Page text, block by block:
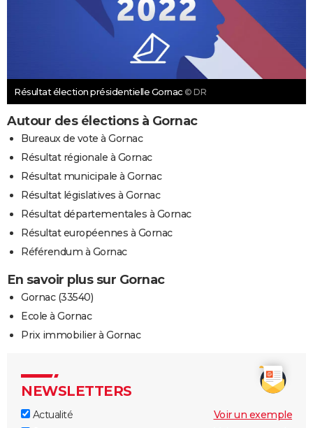
Résultat élection présidentielle Gornac © DR
Autour des élections à Gornac
Bureaux de vote à Gornac
Résultat régionale à Gornac
Résultat municipale à Gornac
Résultat législatives à Gornac
Résultat départementales à Gornac
Résultat européennes à Gornac
Référendum à Gornac
En savoir plus sur Gornac
Gornac (33540)
Ecole à Gornac
Prix immobilier à Gornac
NEWSLETTERS
Actualité
Voir un exemple